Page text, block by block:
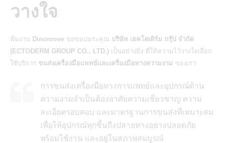
วางใจ
ทีมงาน Dinomove ขอขอบพระคุณ บริษัท เอคโตเดิร์ม กรุ๊ป จำกัด
(ECTODERM GROUP CO., LTD.) เป็นอย่างยิ่ง ที่ให้ความไว้วางใจเลือก
ใช้บริการ ขนส่งเครื่องมือแพทย์และเครื่องมือทางความงาม ของเรา
การขนส่งเครื่องมือทางการแพทย์และอุปกรณ์ด้าน
ความงามจำเป็นต้องอาศัยความเชี่ยวชาญ ความ
ละเอียดรอบคอบ และมาตรฐานการขนส่งที่เหมาะสม
เพื่อให้อุปกรณ์ทุกชิ้นถึงปลายทางอย่างปลอดภัย
พร้อมใช้งาน และอยู่ในสภาพสมบูรณ์